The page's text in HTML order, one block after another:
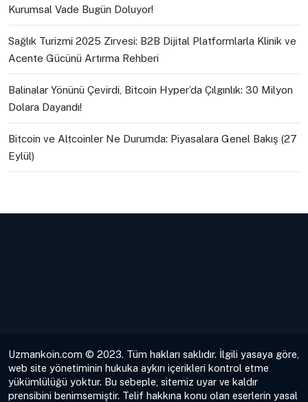
Kurumsal Vade Bugün Doluyor!
Sağlık Turizmi 2025 Zirvesi: B2B Dijital Platformlarla Klinik ve
Acente Gücünü Artırma Rehberi
Balinalar Yönünü Çevirdi, Bitcoin Hyper’da Çılgınlık: 30 Milyon
Dolara Dayandı!
Bitcoin ve Altcoinler Ne Durumda: Piyasalara Genel Bakış (27
Eylül)
Uzmankoin.com © 2023. Tüm hakları saklıdır. İlgili yasaya göre,
web site yönetiminin hukuka aykırı içerikleri kontrol etme
yükümlülüğü yoktur. Bu sebeple, sitemiz uyar ve kaldır
prensibini benimsemiştir. Telif hakkına konu olan eserlerin yasal